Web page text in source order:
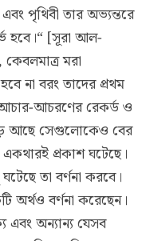
পৃথিবী তার অভ্যন্তরে
হবে।“ [সূরা আল-
মরা
না বরং তাদের প্রথম
আচরণের রেকর্ড ও
আছে সেগুলোকেও বের
প্ৰকাশ ঘটেছে।
তা বর্ণনা করবে।
বর্ণনা করেছেন।
এবং অন্যান্য যেসব